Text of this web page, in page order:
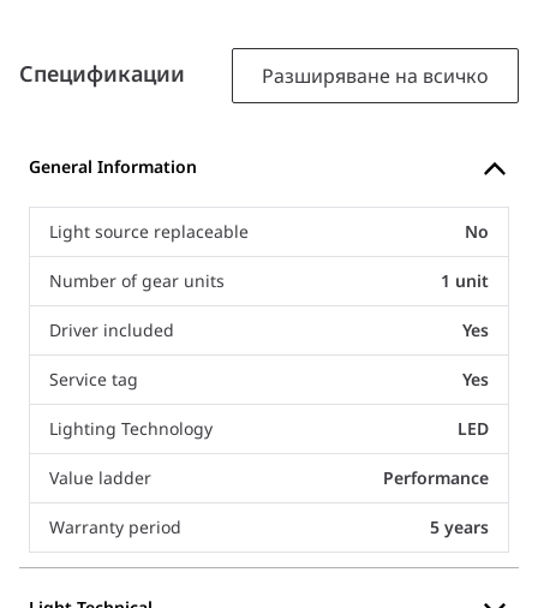
Спецификации Разширяване на всичко
General Information
Light source replaceable No
Number of gear units 1 unit
Driver included Yes
Service tag Yes
Lighting Technology LED
Value ladder Performance
Warranty period 5 years